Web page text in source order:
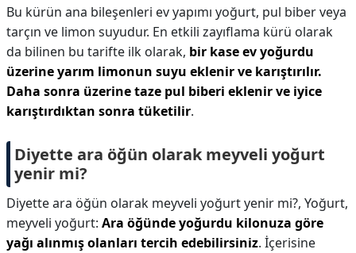
Bu kürün ana bileşenleri ev yapımı yoğurt, pul biber veya
tarçın ve limon suyudur. En etkili zayıflama kürü olarak
da bilinen bu tarifte ilk olarak, bir kase ev yoğurdu
üzerine yarım limonun suyu eklenir ve karıştırılır.
Daha sonra üzerine taze pul biberi eklenir ve iyice
karıştırdıktan sonra tüketilir.
Diyette ara öğün olarak meyveli yoğurt
yenir mi?
Diyette ara öğün olarak meyveli yoğurt yenir mi?, Yoğurt,
meyveli yoğurt: Ara öğünde yoğurdu kilonuza göre
yağı alınmış olanları tercih edebilirsiniz. İçerisine